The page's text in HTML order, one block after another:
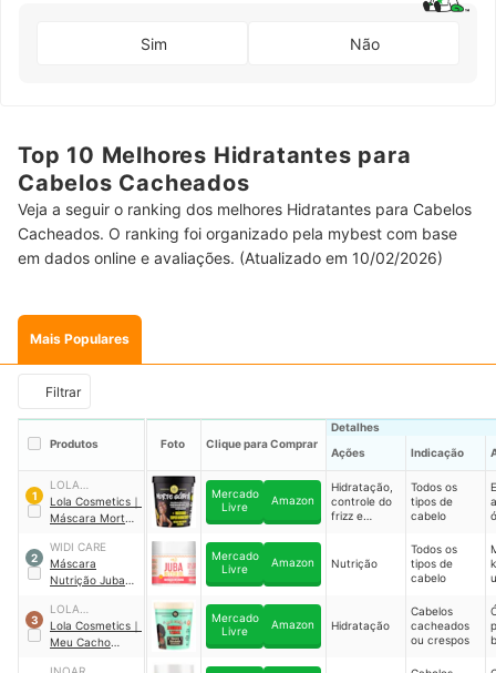
Sim Não
Top 10 Melhores Hidratantes para
Cabelos Cacheados
Veja a seguir o ranking dos melhores Hidratantes para Cabelos
Cacheados. O ranking foi organizado pela mybest com base
em dados online e avaliações. (Atualizado em 10/02/2026)
Mais Populares
Filtrar
Produtos Foto Clique para Comprar
Detalhes
Ações
Indicação
1
‎LOLA
COSMETICS
Lola Cosmetics ｜
Máscara Morte
Mercado
Livre
Amazon
Hidratação,
controle do
frizz e
Todos os
tipos de
cabelo
2
WIDI CARE
Máscara
Nutrição Juba
Mercado
Livre
Amazon Nutrição
Todos os
tipos de
cabelo
3
LOLA
COSMETICS
Lola Cosmetics ｜
Meu Cacho
Mercado
Livre
Amazon Hidratação
Cabelos
cacheados
ou crespos